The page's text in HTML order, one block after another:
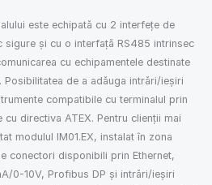
este echipată cu 2 interfețe de
sigure și cu o interfață RS485 intrinsec
cu echipamentele destinate
Posibilitatea de a adăuga intrări/ieșiri
compatibile cu terminalul prin
directiva ATEX. Pentru clienții mai
modulul IM01.EX, instalat în zona
conectori disponibili prin Ethernet,
0-10V, Profibus DP și intrări/ieșiri